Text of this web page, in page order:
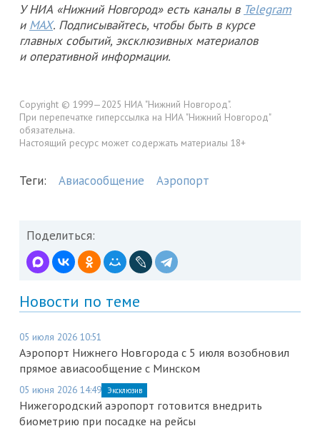
У НИА «Нижний Новгород» есть каналы в Telegram
и MAX. Подписывайтесь, чтобы быть в курсе
главных событий, эксклюзивных материалов
и оперативной информации.
Copyright © 1999—2025 НИА "Нижний Новгород".
При перепечатке гиперссылка на НИА "Нижний Новгород"
обязательна.
Настоящий ресурс может содержать материалы 18+
Теги: Авиасообщение Аэропорт
Поделиться:
Новости по теме
05 июля 2026 10:51
Аэропорт Нижнего Новгорода с 5 июля возобновил
прямое авиасообщение с Минском
05 июня 2026 14:49 Эксклюзив
Нижегородский аэропорт готовится внедрить
биометрию при посадке на рейсы